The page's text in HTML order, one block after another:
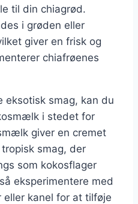
til din chiagrød.
i grøden eller
giver en frisk og
chiafrøenes
eksotisk smag, kan du
i stedet for
giver en cremet
smag, der
som kokosflager
eksperimentere med
kanel for at tilføje